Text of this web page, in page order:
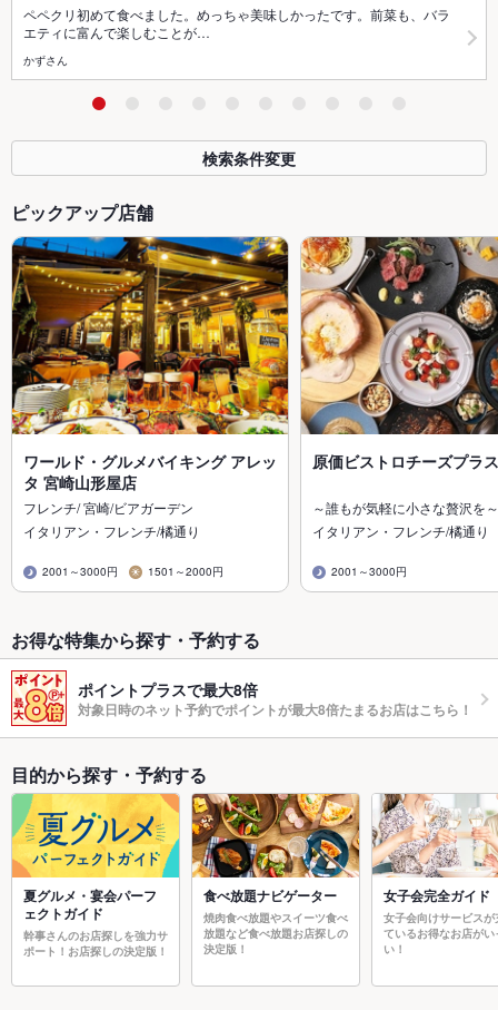
ペペクリ初めて食べました。めっちゃ美味しかったです。前菜も、バラ
エティに富んで楽しむことが…
かずさん
検索条件変更
ピックアップ店舗
ワールド・グルメバイキング アレッ
タ 宮崎山形屋店
フレンチ/ 宮崎/ビアガーデン
イタリアン・フレンチ/橘通り
2001～3000円 1501～2000円
原価ビストロチーズプラ
～誰もが気軽に小さな贅沢を～
イタリアン・フレンチ/橘通り
2001～3000円
お得な特集から探す・予約する
ポイントプラスで最大8倍
対象日時のネット予約でポイントが最大8倍たまるお店はこちら！
目的から探す・予約する
夏グルメ・宴会パーフ
ェクトガイド
幹事さんのお店探しを強力サ
ポート！お店探しの決定版！
食べ放題ナビゲーター
焼肉食べ放題やスイーツ食べ
放題など食べ放題お店探しの
決定版！
女子会完全ガイド
女子会向けサービスが
ているお得なお店がい
い！